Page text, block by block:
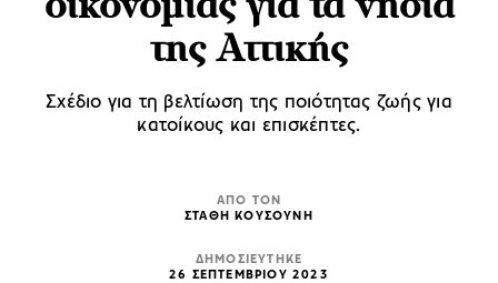
οικονομίας για τα νησιά
της Αττικής
Σχέδιο για τη βελτίωση της ποιότητας ζωής για
κατοίκους και επισκέπτες.
ΑΠΟ ΤΟΝ
ΣΤΑΘΗ ΚΟΥΣΟΥΝΗ
ΔΗΜΟΣΙΕΥΤΗΚΕ
26 ΣΕΠΤΕΜΒΡΙΟΥ 2023